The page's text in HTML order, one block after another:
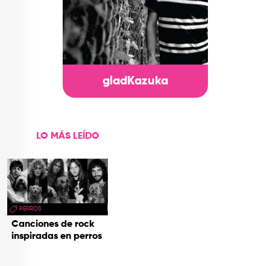
gladKazuka
LO MÁS LEÍDO
PERROS
Canciones de rock
inspiradas en perros